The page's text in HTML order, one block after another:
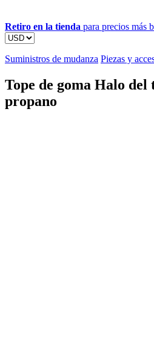
Retiro en la tienda para precios más
Suministros de mudanza Piezas y
Tope de goma Halo del
propano